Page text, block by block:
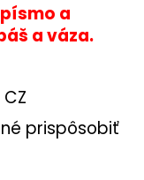
a
a váza.
prispôsobiť